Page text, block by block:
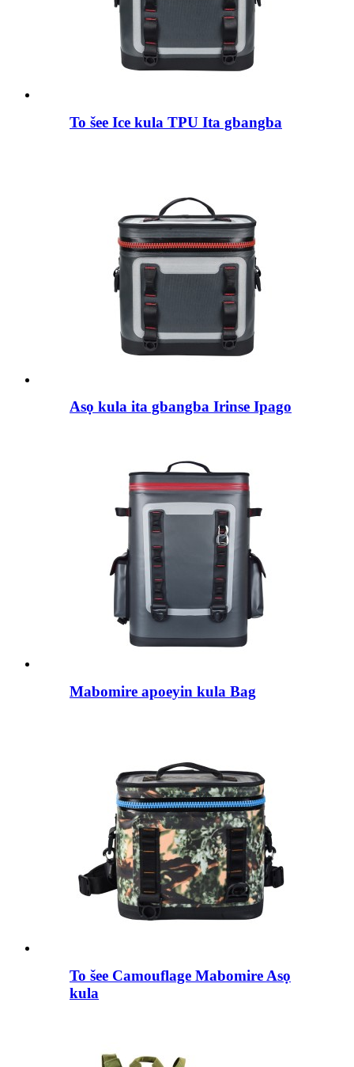
To šee Ice kula TPU Ita gbangba
Asọ kula ita gbangba Irinse Ipago
Mabomire apoeyin kula Bag
To šee Camouflage Mabomire Asọ
kula